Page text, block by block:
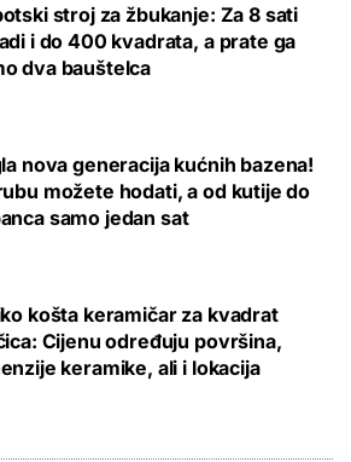
stroj za žbukanje: Za 8 sati
i do 400 kvadrata, a prate ga
dva bauštelca
nova generacija kućnih bazena!
možete hodati, a od kutije do
samo jedan sat
košta keramičar za kvadrat
Cijenu određuju površina,
keramike, ali i lokacija